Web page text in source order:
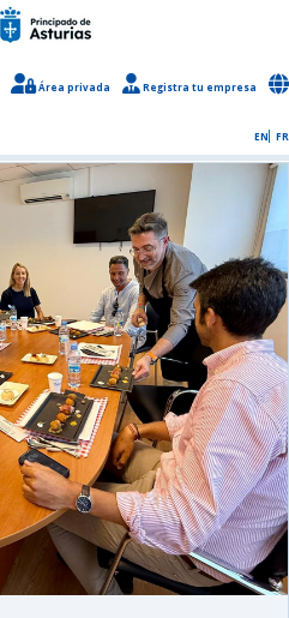
Área privada Registra tu empresa
EN FR